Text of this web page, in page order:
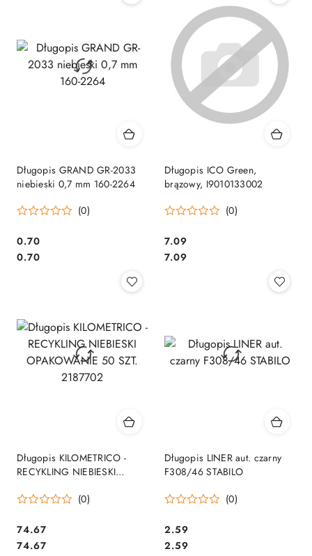
Długopis GRAND GR-2033
niebieski 0,7 mm 160-2264
(0)
Cena:
0.70
Cena:
0.70
Długopis ICO Green,
brązowy, I9010133002
(0)
Cena:
7.09
Cena:
7.09
Długopis KILOMETRICO -
RECYKLING NIEBIESKI
2187702
(0)
Cena:
74.67
Cena:
74.67
Długopis LINER aut. czarny
F308/46 STABILO
(0)
Cena:
2.59
Cena:
2.59